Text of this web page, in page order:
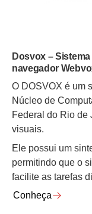
Dosvox –
navegador
O DOSVOX é um
Núcleo de
Federal do Rio de
visuais.
Ele possui um
permitindo que o
facilite as tarefas
Conheça